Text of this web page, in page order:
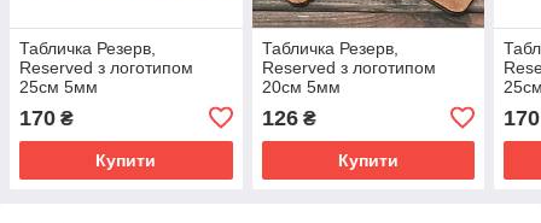
Табличка Резерв,
Reserved з логотипом
25см 5мм
170 ₴
Купити
Табличка Резерв,
Reserved з логотипом
20см 5мм
126₴
Купити
170